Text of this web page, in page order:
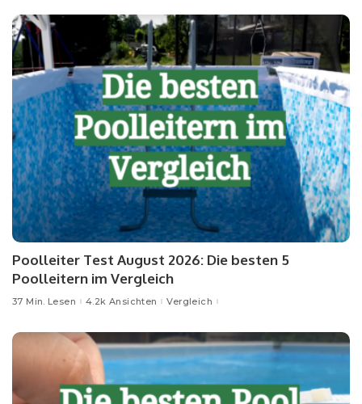
Poolleiter Test August 2026: Die besten 5
Poolleitern im Vergleich
37 Min. Lesen 4.2k Ansichten Vergleich